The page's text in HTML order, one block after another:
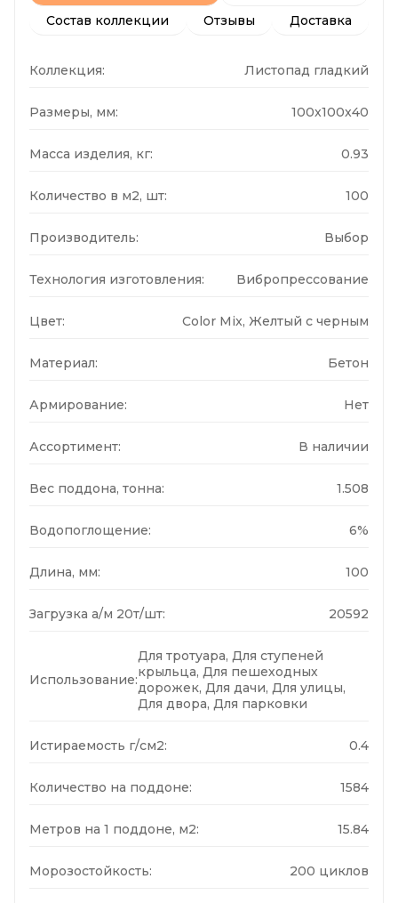
Состав коллекции
Отзывы Доставка
Коллекция: Листопад гладкий
Размеры, мм: 100x100x40
Масса изделия, кг: 0.93
Количество в м2, шт: 100
Производитель: Выбор
Технология изготовления: Вибропрессование
Цвет: Color Mix, Желтый с черным
Материал: Бетон
Армирование: Нет
Ассортимент: В наличии
Вес поддона, тонна: 1.508
Водопоглощение: 6%
Длина, мм: 100
Загрузка а/м 20т/шт: 20592
Использование:
Для тротуара, Для ступеней
крыльца, Для пешеходных
дорожек, Для дачи, Для улицы,
Для двора, Для парковки
Истираемость г/см2: 0.4
Количество на поддоне: 1584
Метров на 1 поддоне, м2: 15.84
Морозостойкость: 200 циклов